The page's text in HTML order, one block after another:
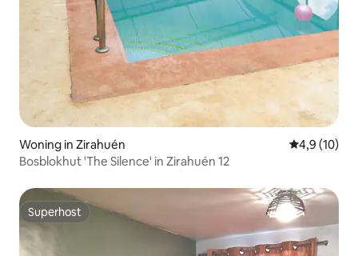
Woning in Zirahuén
4,9 (10)
Bosblokhut 'The Silence' in Zirahuén 12
Superhost
Superhost